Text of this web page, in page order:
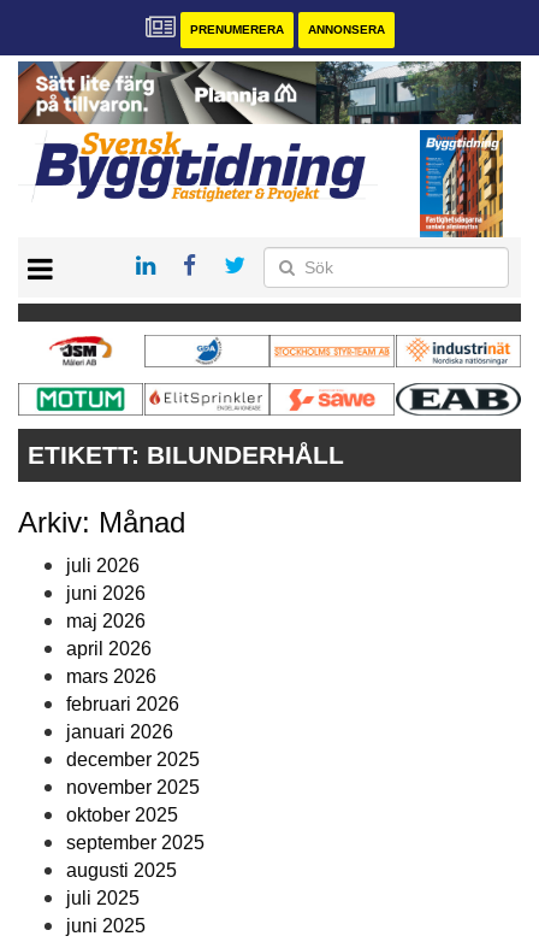
PRENUMERERA ANNONSERA
PRENUMERERA
VÅRA ANDRA MAGASIN
ANNONSERA
KONTAKT
ETIKETT: BILUNDERHÅLL
Arkiv: Månad
juli 2026
juni 2026
maj 2026
april 2026
mars 2026
februari 2026
januari 2026
december 2025
november 2025
oktober 2025
september 2025
augusti 2025
juli 2025
juni 2025